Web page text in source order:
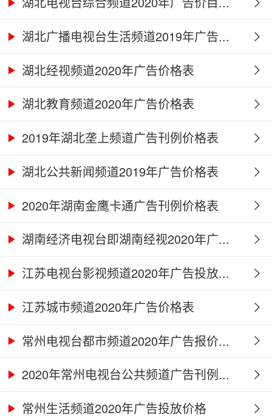
湖北广播电视台生活频道2019年广告...
湖北经视频道2020年广告价格表
湖北教育频道2020年广告价格表
2019年湖北垄上频道广告刊例价格表
湖北公共新闻频道2019年广告价格表
2020年湖南金鹰卡通广告刊例价格表
湖南经济电视台即湖南经视2020年广...
江苏电视台影视频道2020年广告投放...
江苏城市频道2020年广告价格表
常州电视台都市频道2020年广告报价...
2020年常州电视台公共频道广告刊例...
常州生活频道2020年广告投放价格